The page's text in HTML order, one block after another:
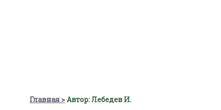
Главная Автор: Лебедев И.